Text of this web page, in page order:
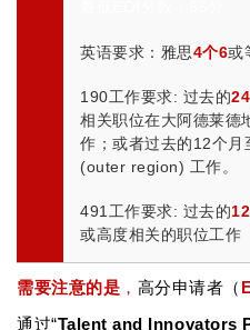
英语要求：雅思4个6或
190工作要求: 过去的
相关职位在大阿德莱
作；或者过去的12个月
(outer region) 工作。
491工作要求: 过去的
或高度相关的职位工作
需要注意的是 ， 高分申请者（
通过“Talent and Innovators